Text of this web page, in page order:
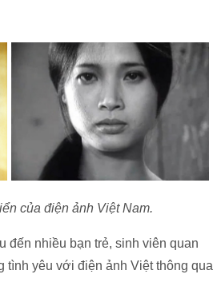
của điện ảnh Việt Nam.
đến nhiều bạn trẻ, sinh viên quan
tình yêu với điện ảnh Việt thông qua